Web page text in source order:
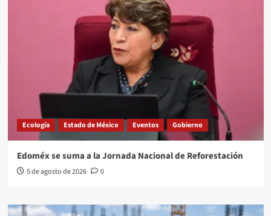
Ecología Estado de México Eventos Gobierno
Edoméx se suma a la Jornada Nacional de Reforestación
5 de agosto de 2026 0